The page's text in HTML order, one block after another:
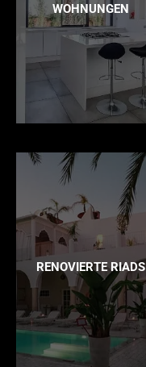
WOHNUNGEN
RENOVIERTE RIADS